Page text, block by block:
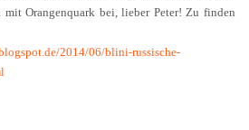
Orangenquark bei, lieber Peter! Zu finden
2014/06/blini-russische-